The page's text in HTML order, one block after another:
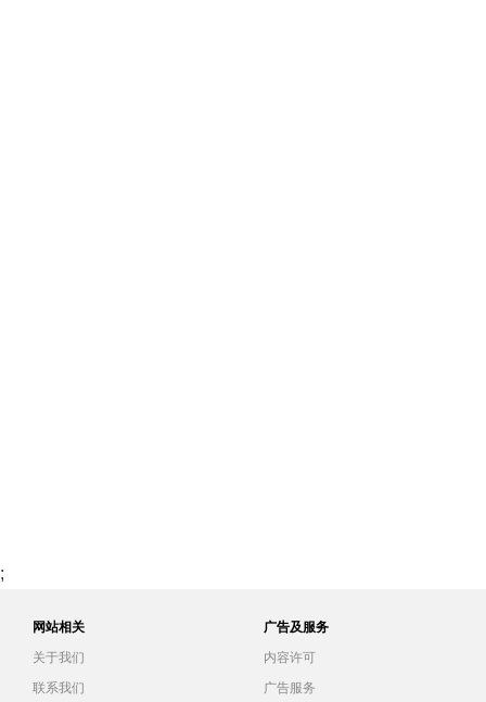
;
网站相关
关于我们
联系我们
广告及服务
内容许可
广告服务